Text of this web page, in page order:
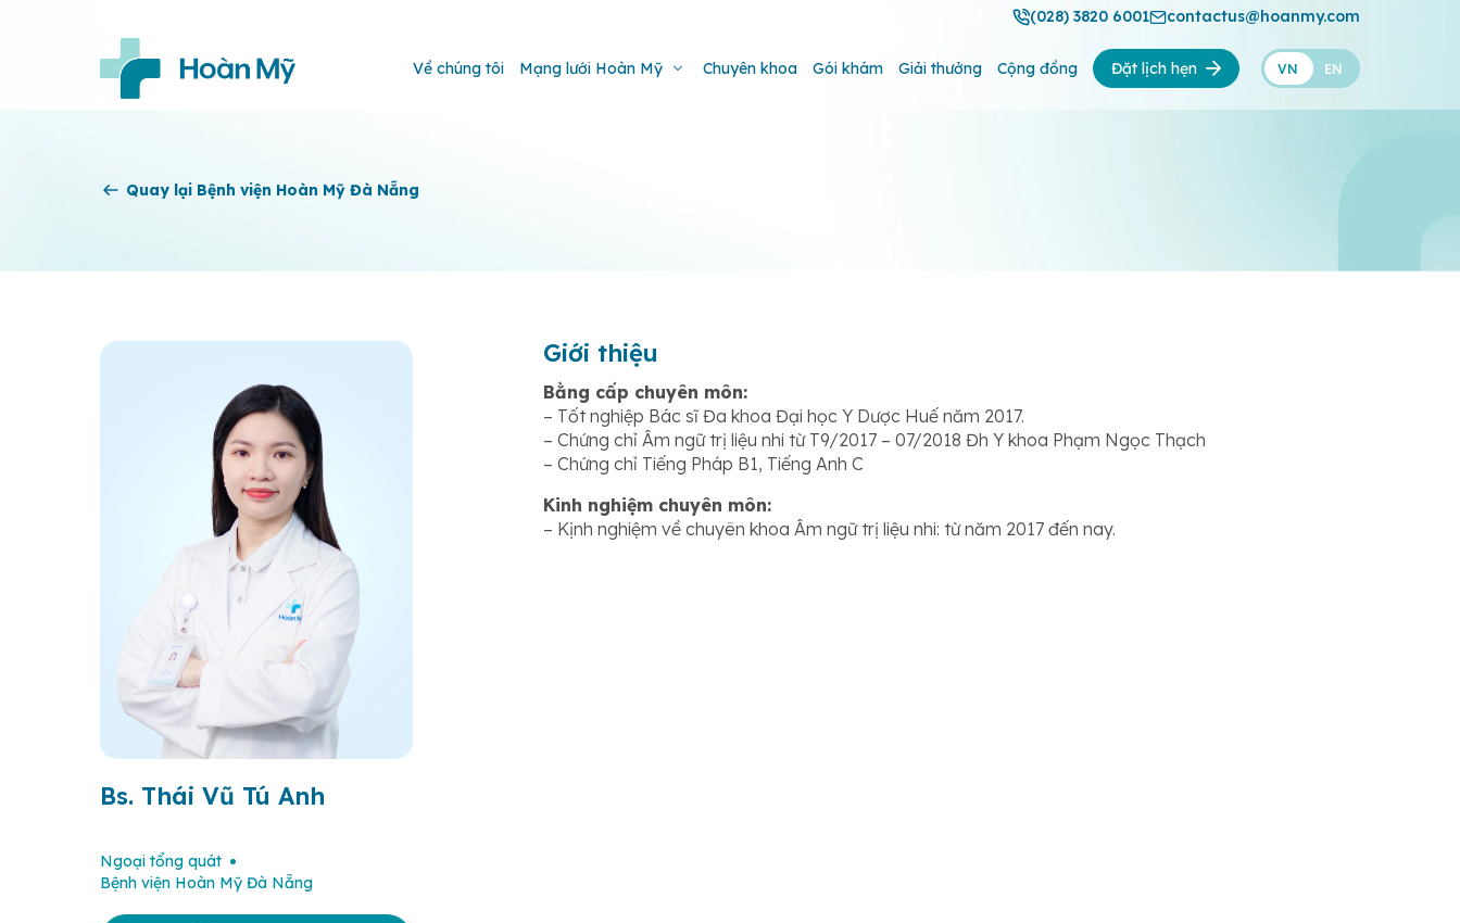
(028) 3820 6001 contactus@hoanmy.com
Về chúng tôi Mạng lưới Hoàn Mỹ Chuyên khoa Gói khám Giải thưởng Cộng đồng Đặt lịch hẹn VN EN
Quay lại Bệnh viện Hoàn Mỹ Đà Nẵng
Bs. Thái Vũ Tú Anh
Ngoại tổng quát
Bệnh viện Hoàn Mỹ Đà Nẵng
Giới thiệu
Bằng cấp chuyên môn:
– Tốt nghiệp Bác sĩ Đa khoa Đại học Y Dược Huế năm 2017.
– Chứng chỉ Âm ngữ trị liệu nhi từ T9/2017 – 07/2018 Đh Y khoa Phạm Ngọc Thạch
– Chứng chỉ Tiếng Pháp B1, Tiếng Anh C
Kinh nghiệm chuyên môn:
– Kịnh nghiệm về chuyên khoa Âm ngữ trị liệu nhi: từ năm 2017 đến nay.